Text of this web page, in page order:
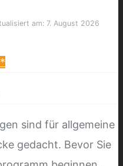
am: 7. August 2026
sind für allgemeine
gedacht. Bevor Sie